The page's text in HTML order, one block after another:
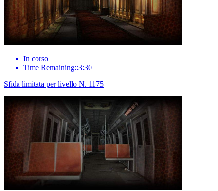
In corso
Time Remaining::3:30
Sfida limitata per livello N. 1175